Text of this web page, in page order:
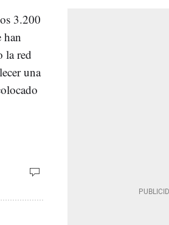
3.200
han
la red
una